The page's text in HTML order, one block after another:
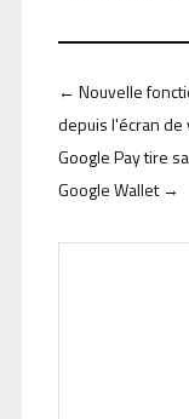
← Nouvelle
depuis l'écran
Google Pay tire
Google Wallet→